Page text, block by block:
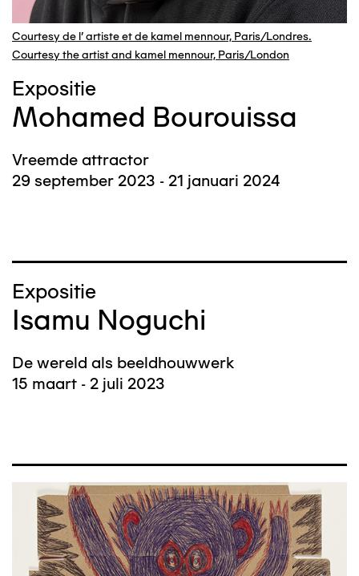
Courtesy de l’ artiste et de kamel mennour, Paris/Londres.
Courtesy the artist and kamel mennour, Paris/London
Expositie
Mohamed Bourouissa
Vreemde attractor
29 september 2023 - 21 januari 2024
Expositie
Isamu Noguchi
De wereld als beeldhouwwerk
15 maart - 2 juli 2023
Afbeelding